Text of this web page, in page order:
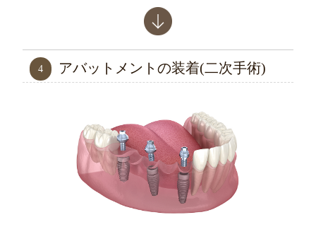
4 アバットメントの装着(二次手術)